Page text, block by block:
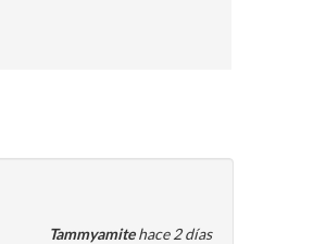
Tammyamitehace 2 días